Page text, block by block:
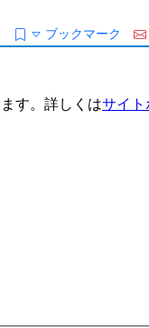
ブックマーク